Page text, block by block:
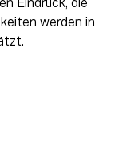
Eindruck, die
werden in